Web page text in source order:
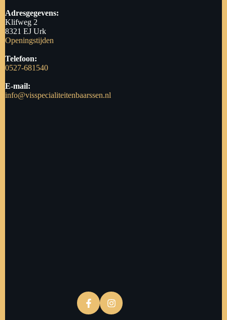
Adresgegevens:
Klifweg 2
8321 EJ Urk
Openingstijden
Telefoon:
0527-681540
E-mail:
info@visspecialiteitenbaarssen.nl